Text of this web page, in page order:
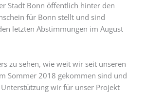
Stadt Bonn öffentlich hinter den
für Bonn stellt und sind
letzten Abstimmungen im August
zu sehen, wie weit wir seit unseren
Sommer 2018 gekommen sind und
wir für unser Projekt